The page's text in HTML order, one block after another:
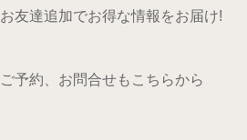
お友達追加でお得な情報をお届け!
ご予約、お問合せもこちらから